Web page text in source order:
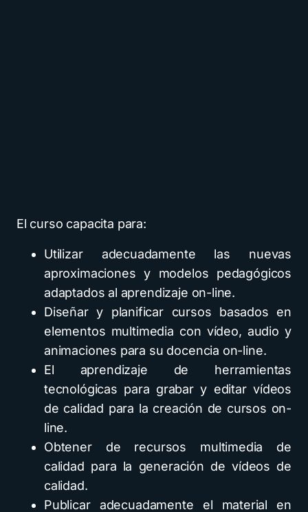
El curso capacita para:
Utilizar adecuadamente las nuevas
aproximaciones y modelos pedagógicos
adaptados al aprendizaje on-line.
Diseñar y planificar cursos basados en
elementos multimedia con vídeo, audio y
animaciones para su docencia on-line.
El aprendizaje de herramientas
tecnológicas para grabar y editar vídeos
de calidad para la creación de cursos on-
line.
Obtener de recursos multimedia de
calidad para la generación de vídeos de
calidad.
Publicar adecuadamente el material en